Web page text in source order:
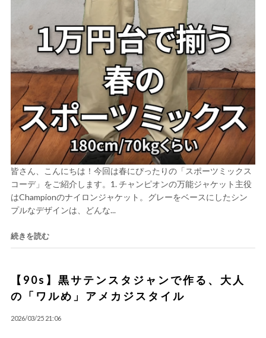
皆さん、こんにちは！今回は春にぴったりの「スポーツミックス
コーデ」をご紹介します。1. チャンピオンの万能ジャケット主役
はChampionのナイロンジャケット。グレーをベースにしたシン
プルなデザインは、どんな...
続きを読む
【90s】黒サテンスタジャンで作る、大人
の「ワルめ」アメカジスタイル
2026/03/25 21:06